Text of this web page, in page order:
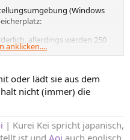
(Windows
allerdings werden 250
Updates zu ermöglichen. Dies
Speicherplatzes Folgendes:
umfasst in der
je nachdem, welche Treiber,
hinzufügen.
Speicherplatz
anklicken....
oder lädt sie aus dem
nicht (immer) die
| Kurei Kei spricht japanisch,